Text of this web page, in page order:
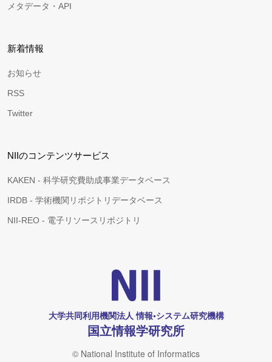
メタデータ・API
新着情報
お知らせ
RSS
Twitter
NIIのコンテンツサービス
KAKEN - 科学研究費助成事業データベース
IRDB - 学術機関リポジトリデータベース
NII-REO - 電子リソースリポジトリ
大学共同利用機関法人 情報•システム研究機構
国立情報学研究所
© National Institute of Informatics